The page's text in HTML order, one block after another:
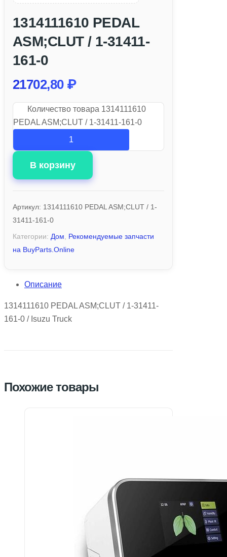
1314111610 PEDAL
ASM;CLUT / 1-31411-
161-0
21702,80 ₽
Количество товара 1314111610
PEDAL ASM;CLUT / 1-31411-161-0
В корзину
Артикул: 1314111610 PEDAL ASM;CLUT / 1-
31411-161-0
Категории: Дом
Рекомендуемые запчасти
на BuyParts.Online
Описание
1314111610 PEDAL ASM;CLUT / 1-31411-
161-0 / Isuzu Truck
Похожие товары